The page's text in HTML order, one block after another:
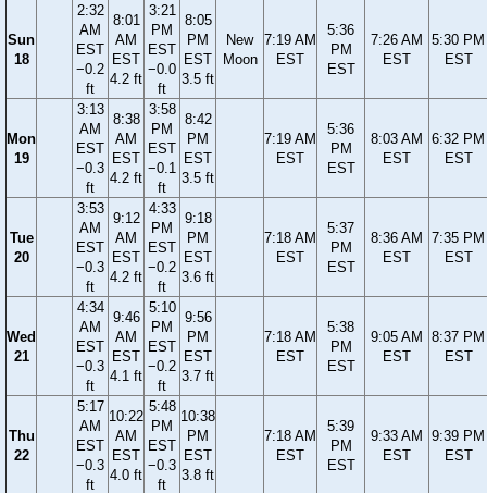
Sun
18
2:32
AM
EST
−0.2
ft
8:01
AM
EST
4.2 ft
3:21
PM
EST
−0.0
ft
8:05
PM
EST
3.5 ft
New
Moon
7:19 AM
EST
5:36
PM
EST
7:26 AM
EST
5:30 PM
EST
Mon
19
3:13
AM
EST
−0.3
ft
8:38
AM
EST
4.2 ft
3:58
PM
EST
−0.1
ft
8:42
PM
EST
3.5 ft
7:19 AM
EST
5:36
PM
EST
8:03 AM
EST
6:32 PM
EST
Tue
20
3:53
AM
EST
−0.3
ft
9:12
AM
EST
4.2 ft
4:33
PM
EST
−0.2
ft
9:18
PM
EST
3.6 ft
7:18 AM
EST
5:37
PM
EST
8:36 AM
EST
7:35 PM
EST
Wed
21
4:34
AM
EST
−0.3
ft
9:46
AM
EST
4.1 ft
5:10
PM
EST
−0.2
ft
9:56
PM
EST
3.7 ft
7:18 AM
EST
5:38
PM
EST
9:05 AM
EST
8:37 PM
EST
Thu
22
5:17
AM
EST
−0.3
ft
10:22
AM
EST
4.0 ft
5:48
PM
EST
−0.3
ft
10:38
PM
EST
3.8 ft
7:18 AM
EST
5:39
PM
EST
9:33 AM
EST
9:39 PM
EST